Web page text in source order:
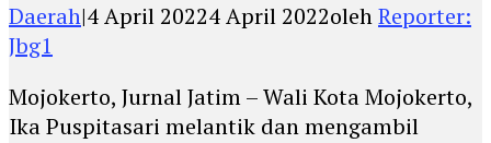
Daerah|4 April 20224 April 2022olehReporter:
Jbg1
Mojokerto, Jurnal Jatim – Wali Kota Mojokerto,
Ika Puspitasari melantik dan mengambil